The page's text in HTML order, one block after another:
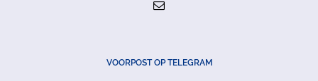
VOORPOST OP TELEGRAM